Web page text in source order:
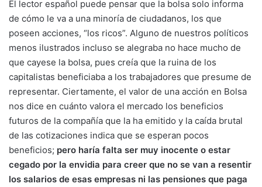
El lector español puede pensar que la bolsa solo informa
de cómo le va a una minoría de ciudadanos, los que
poseen acciones, “los ricos”. Alguno de nuestros políticos
menos ilustrados incluso se alegraba no hace mucho de
que cayese la bolsa, pues creía que la ruina de los
capitalistas beneficiaba a los trabajadores que presume de
representar. Ciertamente, el valor de una acción en Bolsa
nos dice en cuánto valora el mercado los beneficios
futuros de la compañía que la ha emitido y la caída brutal
de las cotizaciones indica que se esperan pocos
beneficios; pero haría falta ser muy inocente o estar
cegado por la envidia para creer que no se van a resentir
los salarios de esas empresas ni las pensiones que paga